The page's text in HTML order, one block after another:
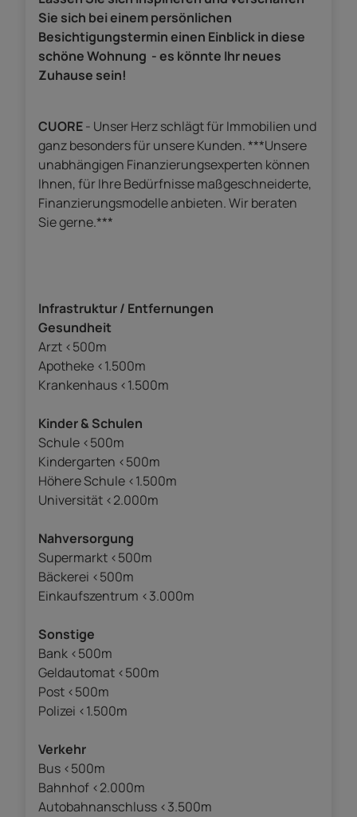
Sie sich bei einem persönlichen
Besichtigungstermin einen Einblick in diese
schöne Wohnung - es könnte Ihr neues
Zuhause sein!
CUORE- Unser Herz schlägt für Immobilien und
ganz besonders für unsere Kunden. ***Unsere
unabhängigen Finanzierungsexperten können
Ihnen, für Ihre Bedürfnisse maßgeschneiderte,
Finanzierungsmodelle anbieten. Wir beraten
Sie gerne.***
Infrastruktur / Entfernungen
Gesundheit
Arzt <500m
Apotheke <1.500m
Krankenhaus <1.500m
Kinder & Schulen
Schule <500m
Kindergarten <500m
Höhere Schule <1.500m
Universität <2.000m
Nahversorgung
Supermarkt <500m
Bäckerei <500m
Einkaufszentrum <3.000m
Sonstige
Bank <500m
Geldautomat <500m
Post <500m
Polizei <1.500m
Verkehr
Bus <500m
Bahnhof <2.000m
Autobahnanschluss <3.500m